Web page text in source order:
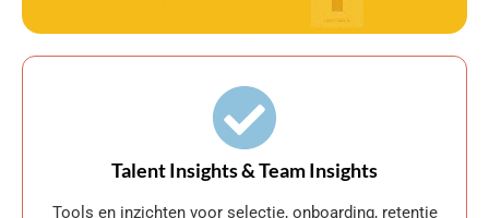
Talent Insights & Team Insights
Tools en inzichten voor selectie, onboarding, retentie